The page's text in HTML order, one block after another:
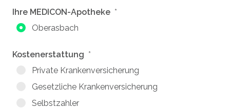
Ihre MEDICON-Apotheke
Oberasbach
Kostenerstattung
Private Krankenversicherung
Gesetzliche Krankenversicherung
Selbstzahler